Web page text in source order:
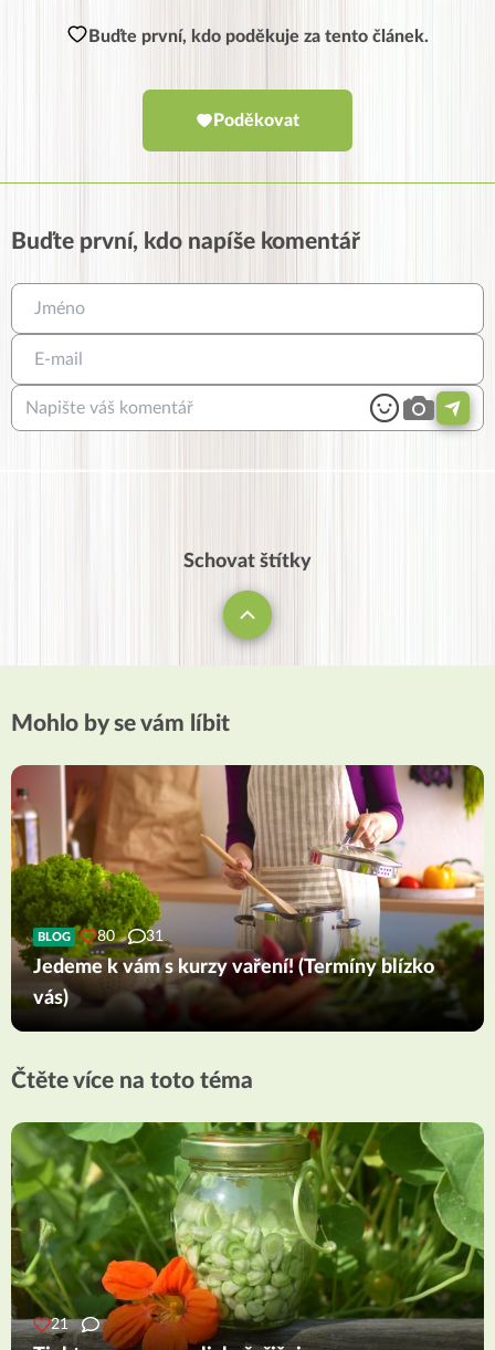
Buďte první, kdo poděkuje za tento článek.
Poděkovat
Buďte první, kdo napíše komentář
Schovat štítky
Mohlo by se vám líbit
BLOG 80 31
Jedeme k vám s kurzy vaření! (Termíny blízko
vás)
Čtěte více na toto téma
21